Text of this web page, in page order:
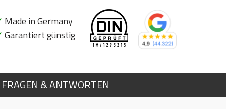
Made in Germany
Garantiert günstig
FRAGEN & ANTWORTEN